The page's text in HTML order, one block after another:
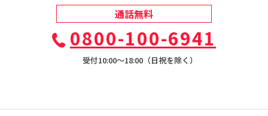
通話無料
0800-100-6941
受付10:00〜18:00（日祝を除く）